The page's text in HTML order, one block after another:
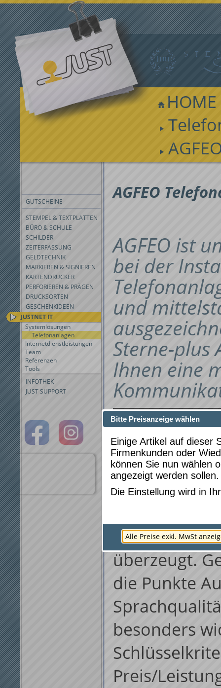
HOME
GUTSCHEINE
STEMPEL & TEXTPLATTEN
BÜRO & SCHULE
SCHILDER
ZEITERFASSUNG
GELDTECHNIK
MARKIEREN & SIGNIEREN
KARTENDRUCKER
PERFORIEREN & PRÄGEN
DRUCKSORTEN
GESCHENKIDEEN
JUSTNET IT
Systemlösungen
Telefonanlagen
Internetdienstleistungen
Team
Referenzen
Tools
INFOTHEK
JUST SUPPORT
AGFEO
AGFEO ist
bei der
und
Sterne-plus
Ihnen eine
Anlagen hat
überzeugt.
die Punkte
besonders
Preis/
Bitte Preisanzeige wählen
Einige Artikel auf dieser
Firmenkunden oder
können Sie nun wählen
angezeigt werden sollen.
Die Einstellung wird in
Alle Preise exkl. MwSt